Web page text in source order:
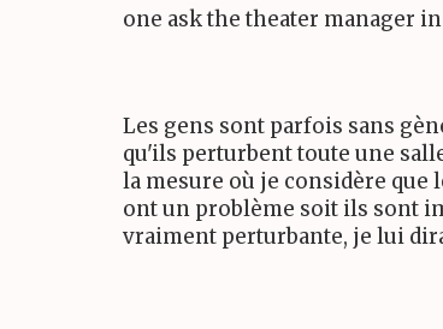
one ask the theater manager
Les gens sont parfois sans
qu'ils perturbent toute une
la mesure où je considère que
ont un problème soit ils sont
vraiment perturbante, je lui